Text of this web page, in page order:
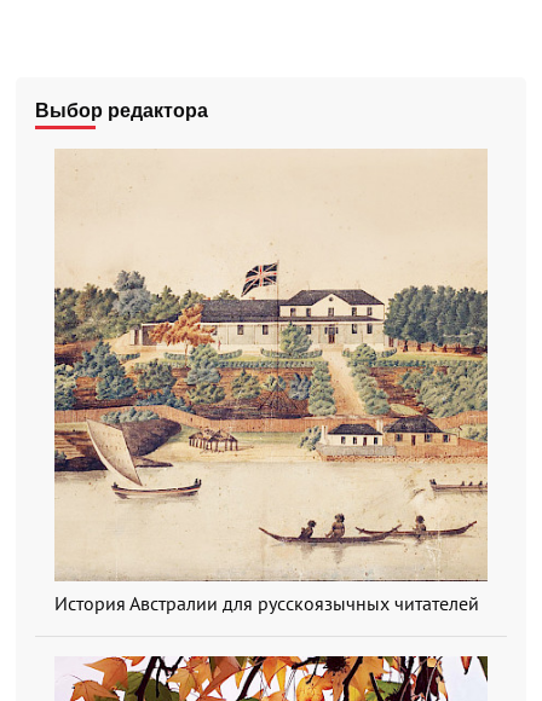
Выбор редактора
История Австралии для русскоязычных читателей